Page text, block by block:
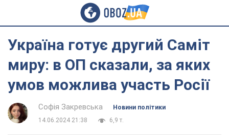
Україна готує другий Саміт
миру: в ОП сказали, за яких
умов можлива участь Росії
Софія Закревська
Новини політики
14.06.2024 21:38
6,9 т.